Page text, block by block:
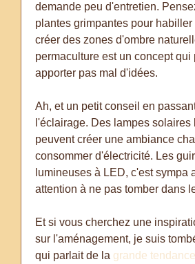
demande peu d'entretien.
plantes grimpantes pour habiller
créer des zones d'ombre
permaculture est un concept qui
apporter pas mal d'idées.
Ah, et un petit conseil en
l'éclairage. Des lampes solaires
peuvent créer une ambiance
consommer d'électricité. Les
lumineuses à LED, c'est sympa
attention à ne pas tomber dans
Et si vous cherchez une
sur l'aménagement, je suis
qui parlait de la grande